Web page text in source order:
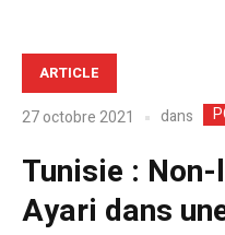
ARTICLE
27 octobre 2021 dans
Tunisie :
Ayari dans